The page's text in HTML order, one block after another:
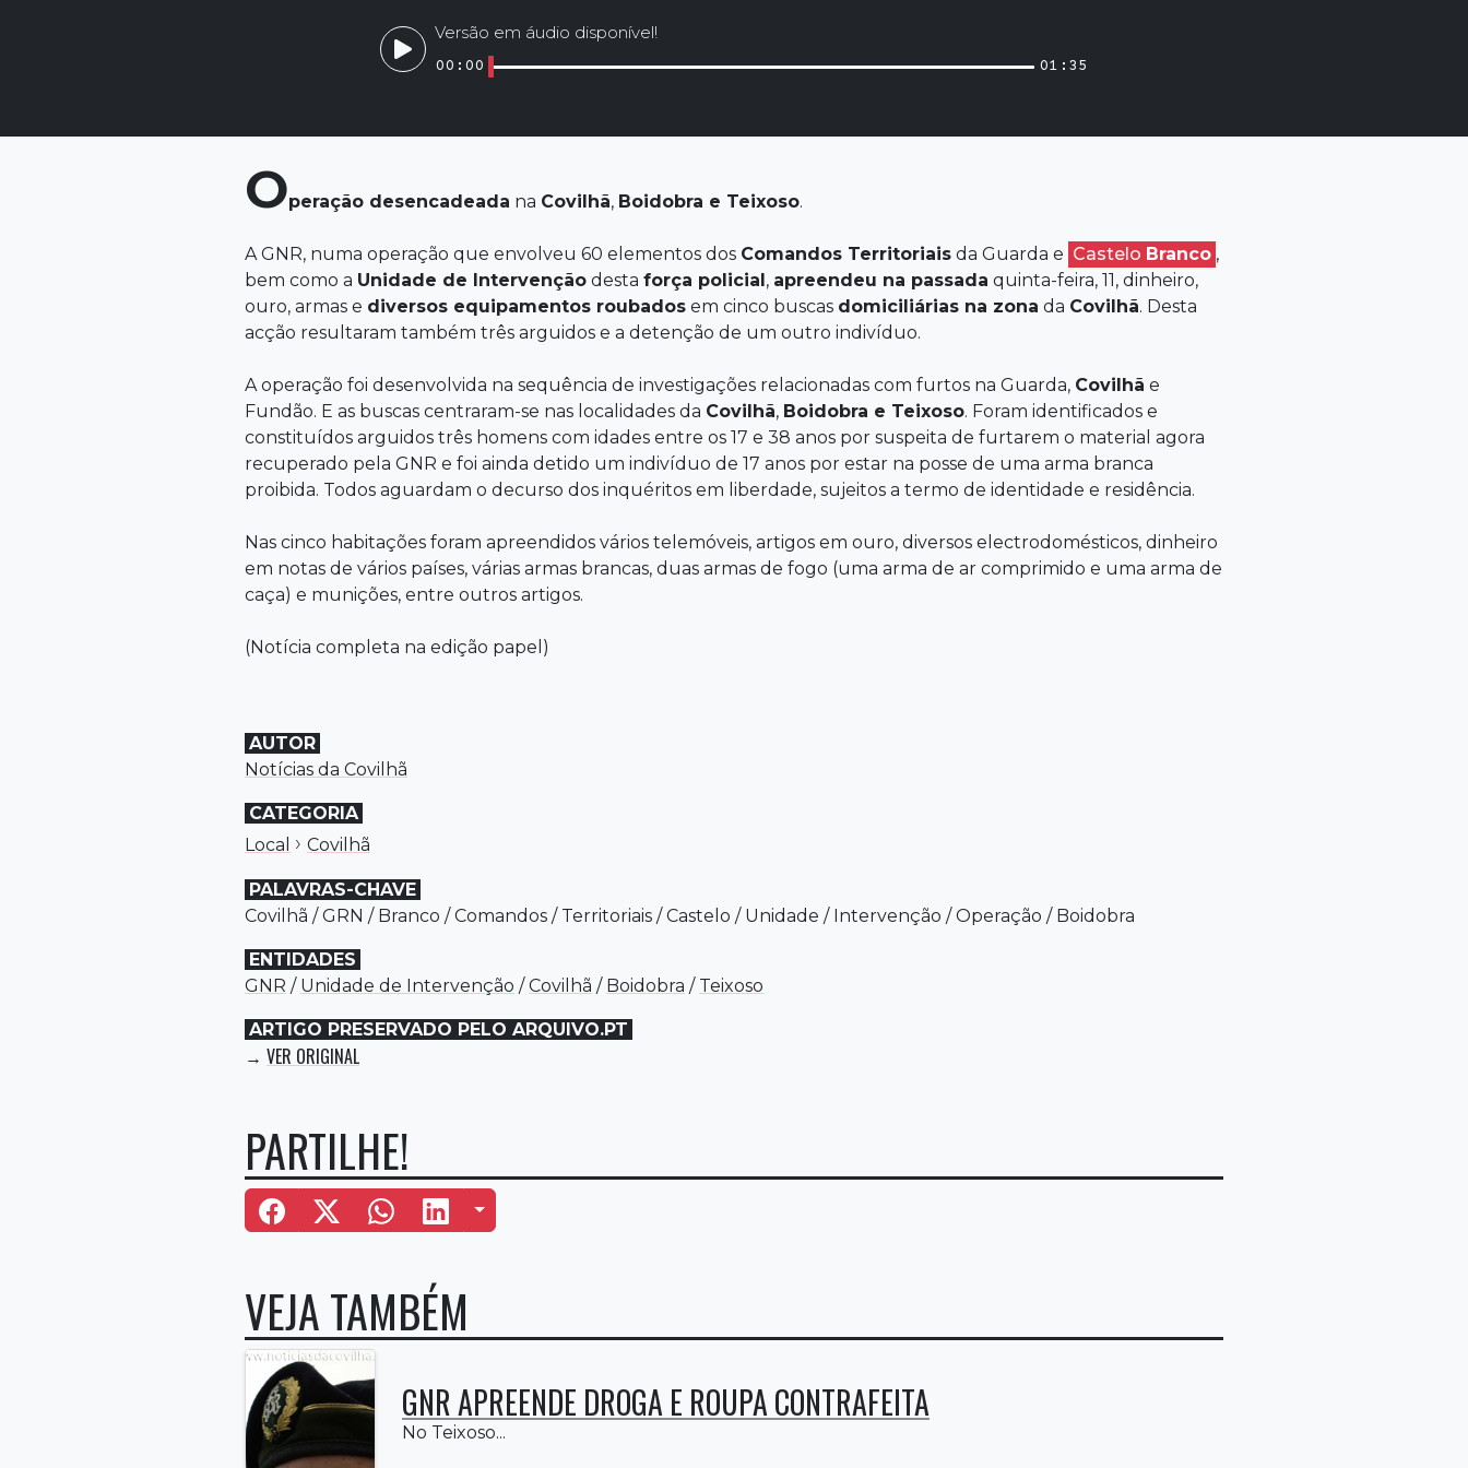
Versão em áudio disponível!
00:00 01:35
Operação desencadeada na Covilhã, Boidobra e Teixoso.
A GNR, numa operação que envolveu 60 elementos dos Comandos Territoriais da Guarda e Castelo Branco ,
bem como a Unidade de Intervenção desta força policial , apreendeu na passada quinta-feira, 11, dinheiro,
ouro, armas e diversos equipamentos roubados em cinco buscas domiciliárias na zona da Covilhã. Desta
acção resultaram também três arguidos e a detenção de um outro indivíduo.
A operação foi desenvolvida na sequência de investigações relacionadas com furtos na Guarda, Covilhã e
Fundão. E as buscas centraram-se nas localidades da Covilhã, Boidobra e Teixoso. Foram identificados e
constituídos arguidos três homens com idades entre os 17 e 38 anos por suspeita de furtarem o material agora
recuperado pela GNR e foi ainda detido um indivíduo de 17 anos por estar na posse de uma arma branca
proibida. Todos aguardam o decurso dos inquéritos em liberdade, sujeitos a termo de identidade e residência.
Nas cinco habitações foram apreendidos vários telemóveis, artigos em ouro, diversos electrodomésticos, dinheiro
em notas de vários países, várias armas brancas, duas armas de fogo (uma arma de ar comprimido e uma arma de
caça) e munições, entre outros artigos.
(Notícia completa na edição papel)
AUTOR
Notícias da Covilhã
CATEGORIA
Local › Covilhã
PALAVRAS-CHAVE
Covilhã / GRN / Branco / Comandos / Territoriais / Castelo / Unidade / Intervenção / Operação / Boidobra
ENTIDADES
GNR / Unidade de Intervenção / Covilhã / Boidobra / Teixoso
ARTIGO PRESERVADO PELO ARQUIVO.PT
→ VER ORIGINAL
PARTILHE!
Mais Opções
VEJA TAMBÉM
GNR APREENDE DROGA E ROUPA CONTRAFEITA
No Teixoso...